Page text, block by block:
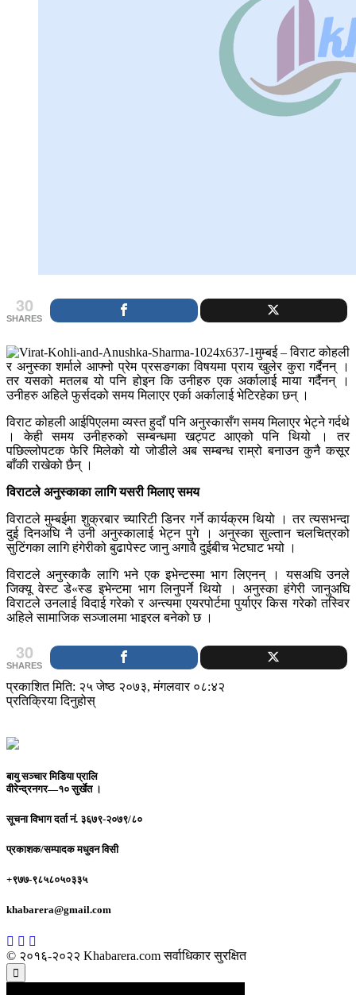
30
SHARES
मुम्बई – विराट कोहली
र अनुस्का शर्माले आफ्नो प्रेम प्रसङगका विषयमा प्राय खुलेर कुरा गर्दैनन् ।
तर यसको मतलब यो पनि होइन कि उनीहरु एक अर्कालाई माया गर्दैनन् ।
उनीहरु अहिले फुर्सदको समय मिलाएर एर्का अर्कालाई भेटिरहेका छन् ।
विराट कोहली आईपिएलमा व्यस्त हुदाँ पनि अनुस्कासँग समय मिलाएर भेट्ने गर्दथे
। केही समय उनीहरुको सम्बन्धमा खट्पट आएको पनि थियो । तर
पछिल्लोपटक फेरि मिलेको यो जोडीले अब सम्बन्ध राम्रो बनाउन कुनै कसूर
बाँकी राखेको छैन् ।
विराटले अनुस्काका लागि यसरी मिलाए समय
विराटले मुम्बईमा शुक्रबार च्यारिटी डिनर गर्ने कार्यक्रम थियो । तर त्यसभन्दा
दुई दिनअघि नै उनी अनुस्कालाई भेट्न पुगे । अनुस्का सुल्तान चलचित्रको
सुटिंगका लागि हंगेरीको बुढापेस्ट जानु अगावै दुईबीच भेटघाट भयो ।
विराटले अनुस्काकै लागि भने एक इभेन्टस्मा भाग लिएनन् । यसअघि उनले
जिक्यू वेस्ट डे«स्ड इभेन्टमा भाग लिनुपर्ने थियो । अनुस्का हंगेरी जानुअघि
विराटले उनलाई विदाई गरेको र अन्त्यमा एयरपोर्टमा पुर्याएर किस गरेको तस्विर
अहिले सामाजिक सञ्जालमा भाइरल बनेको छ ।
30
SHARES
प्रकाशित मिति: २५ जेष्ठ २०७३, मंगलवार ०८:४२
प्रतिक्रिया दिनुहोस्
बायु सञ्चार मिडिया प्रालि
वीरेन्द्रनगर—१० सुर्खेत ।
सूचना विभाग दर्ता नं. ३६७९-२०७९/८०
प्रकाशक/सम्पादकमधुवन विसी
+९७७-९८५८०५०३३५
khabarera@gmail.com
© २०१६-२०२२ Khabarera.com सर्वाधिकार सुरक्षित